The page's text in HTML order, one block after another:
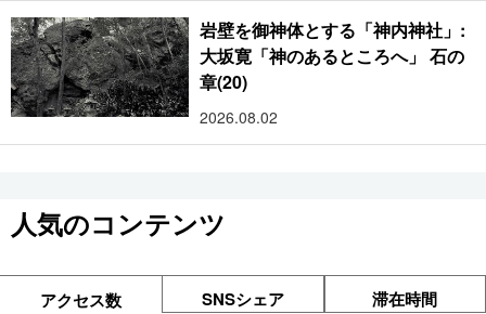
岩壁を御神体とする「神内神社」:
大坂寛「神のあるところへ」 石の
章(20)
2026.08.02
人気のコンテンツ
アクセス数 SNSシェア 滞在時間